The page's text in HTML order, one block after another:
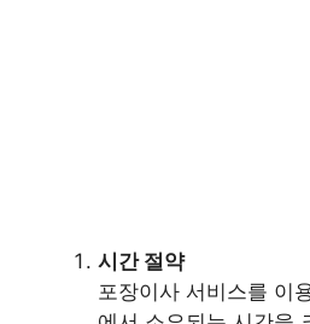
시간 절약
포장이사 서비스를 이